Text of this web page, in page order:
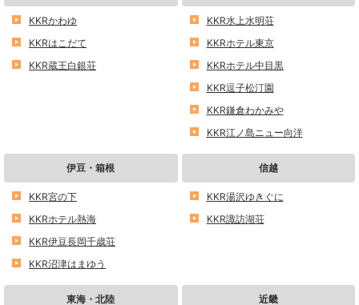
KKRかわゆ
KKRはこだて
KKR蔵王白銀荘
KKR水上水明荘
KKRホテル東京
KKRホテル中目黒
KKR逗子松汀園
KKR鎌倉わかみや
KKR江ノ島ニュー向洋
伊豆・箱根
KKR宮の下
KKRホテル熱海
KKR伊豆長岡千歳荘
KKR沼津はまゆう
信越
KKR湯沢ゆきぐに
KKR諏訪湖荘
東海・北陸 近畿